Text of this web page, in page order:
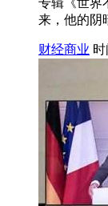
专辑《世界
来，他的阴
财经商业 时